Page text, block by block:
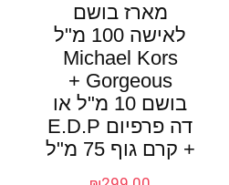
מארז בושם
לאישה 100 מ"ל
Michael Kors
Gorgeous +
בושם 10 מ"ל או
דה פרפיום E.D.P
+ קרם גוף 75 מ"ל